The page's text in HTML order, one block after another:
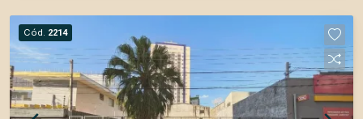
conforto, funcionalidade e qualidade de vida.
Características do imóvel 105 m² de área
privativa 3 dormitórios, sendo 1 suíte Dois
dormitórios com janelas antirruído Sala ampla
para dois ambientes Lareira Sacada com tela de
Cód. 2214